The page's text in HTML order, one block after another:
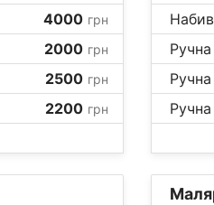
4000 грн
2000 грн
2500 грн
2200 грн